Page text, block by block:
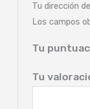
Tu dirección
Los campos
Tu
Tu